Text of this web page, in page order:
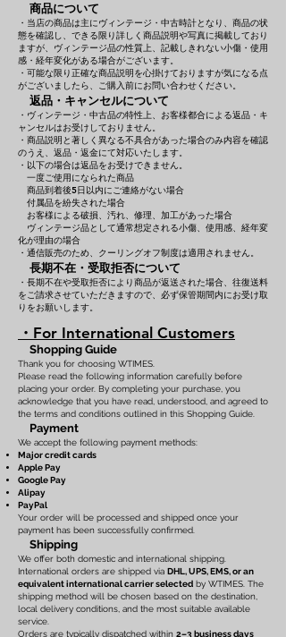
商品について
・当店の商品は主にヴィンテージ・中古時計となり、商品の状
態を確認し、できる限り詳しく商品説明や写真に掲載しており
ますが、ヴィンテージ品の性質上、記載しきれない小傷・使用
感・経年変化がある場合がございます。
・可能な限り正確な商品説明を心掛けておりますが気になる点
がございましたら、ご購入前にお問い合わせください。
返品・キャンセルについて
・ヴィンテージ・中古品の特性上、お客様都合による返品・キ
ャンセルはお受けしておりません。
・商品説明と著しく異なる不具合があった場合のみ内容を確認
のうえ、返品・返金にて対応いたします。
・以下の場合は返品をお受けできません。
一度ご使用になられた商品
商品到着後5日以内にご連絡がない場合
付属品を紛失された場合
お客様による破損、汚れ、修理、加工があった場合
ヴィンテージ品として通常想定される小傷、使用感、経年変
化が理由の場合
・通信販売のため、クーリングオフ制度は適用されません。
長期不在・受取拒否について
・長期不在や受取拒否により商品が返送された場合、往復送料
をご請求させていただきますので、必ず保管期間内にお受け取
りをお願いします。
・For International Customers
Shopping Guide
Thank you for choosing WTIMES.
Please read the following information carefully before
placing your order. By completing your purchase, you
acknowledge that you have read, understood, and agreed to
the terms and conditions outlined in this Shopping Guide.
Payment
We accept the following payment methods:
Major credit cards
Apple Pay
Google Pay
Alipay
PayPal
Your order will be processed and shipped once your
payment has been successfully confirmed.
Shipping
We offer both domestic and international shipping.
International orders are shipped via DHL, UPS, EMS, or an
equivalent international carrier selected by WTIMES. The
shipping method will be chosen based on the destination,
local delivery conditions, and the most suitable available
service.
Orders are typically dispatched within 2–3 business days